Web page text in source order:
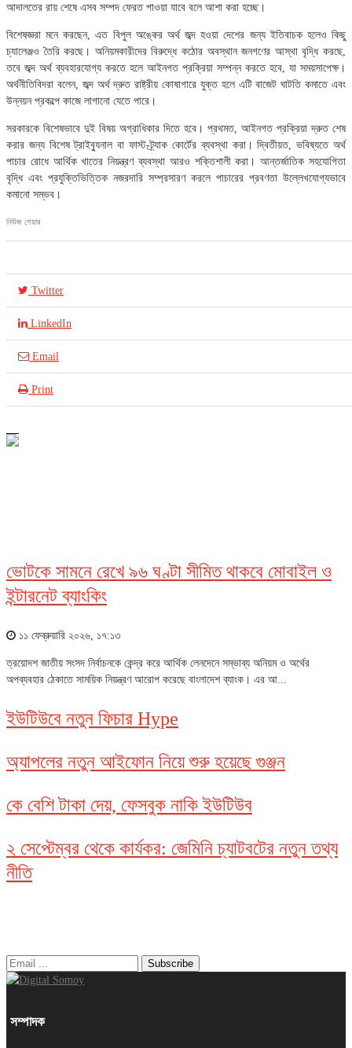
আদালতের রায় শেষে এসব সম্পদ ফেরত পাওয়া যাবে বলে আশা করা হচ্ছে।
বিশেষজ্ঞরা মনে করছেন, এত বিপুল অঙ্কের অর্থ জব্দ হওয়া দেশের জন্য ইতিবাচক হলেও কিছু
চ্যালেঞ্জও তৈরি করছে। অনিয়মকারীদের বিরুদ্ধে কঠোর অবস্থান জনগণের আস্থা বৃদ্ধি করছে,
তবে জব্দ অর্থ ব্যবহারযোগ্য করতে হলে আইনগত প্রক্রিয়া সম্পন্ন করতে হবে, যা সময়সাপেক্ষ।
অর্থনীতিবিদরা বলেন, জব্দ অর্থ দ্রুত রাষ্ট্রীয় কোষাগারে যুক্ত হলে এটি বাজেট ঘাটতি কমাতে এবং
উন্নয়ন প্রকল্পে কাজে লাগানো যেতে পারে।
সরকারকে বিশেষভাবে দুই বিষয় অগ্রাধিকার দিতে হবে। প্রথমত, আইনগত প্রক্রিয়া দ্রুত শেষ
করার জন্য বিশেষ ট্রাইব্যুনাল বা ফাস্ট-ট্র্যাক কোর্টের ব্যবস্থা করা। দ্বিতীয়ত, ভবিষ্যতে অর্থ
পাচার রোধে আর্থিক খাতের নিয়ন্ত্রণ ব্যবস্থা আরও শক্তিশালী করা। আন্তর্জাতিক সহযোগিতা
বৃদ্ধি এবং প্রযুক্তিভিত্তিক নজরদারি সম্প্রসারণ করলে পাচারের প্রবণতা উল্লেখযোগ্যভাবে
কমানো সম্ভব।
নিউজ শেয়ার
Twitter
LinkedIn
Email
Print
ভোটকে সামনে রেখে ৯৬ ঘণ্টা সীমিত থাকবে মোবাইল ও
ইন্টারনেট ব্যাংকিং
১১ ফেব্রুয়ারি ২০২৬, ১৭:১৩
ত্রয়োদশ জাতীয় সংসদ নির্বাচনকে কেন্দ্র করে আর্থিক লেনদেনে সম্ভাব্য অনিয়ম ও অর্থের
অপব্যবহার ঠেকাতে সাময়িক নিয়ন্ত্রণ আরোপ করেছে বাংলাদেশ ব্যাংক। এর আ...
ইউটিউবে নতুন ফিচার Hype
অ্যাপলের নতুন আইফোন নিয়ে শুরু হয়েছে গুঞ্জন
কে বেশি টাকা দেয়, ফেসবুক নাকি ইউটিউব
২ সেপ্টেম্বর থেকে কার্যকর: জেমিনি চ্যাটবটের নতুন তথ্য
নীতি
সম্পাদক